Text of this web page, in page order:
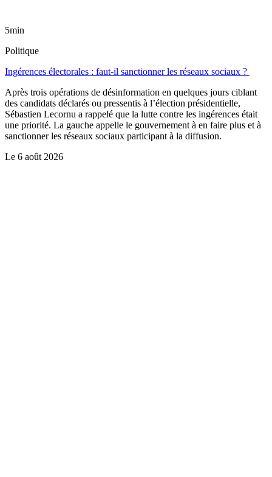
5min
Politique
Ingérences électorales : faut-il sanctionner les réseaux sociaux ?
Après trois opérations de désinformation en quelques jours ciblant
des candidats déclarés ou pressentis à l’élection présidentielle,
Sébastien Lecornu a rappelé que la lutte contre les ingérences était
une priorité. La gauche appelle le gouvernement à en faire plus et à
sanctionner les réseaux sociaux participant à la diffusion.
Le 6 août 2026